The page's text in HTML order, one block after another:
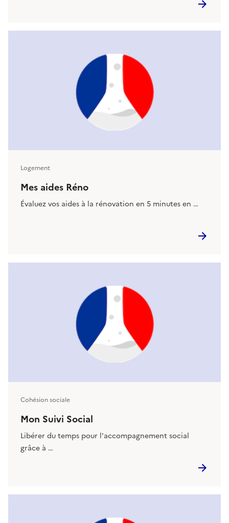
Logement
Mes aides Réno
Évaluez vos aides à la rénovation en 5 minutes en …
Cohésion sociale
Mon Suivi Social
Libérer du temps pour l'accompagnement social
grâce à …